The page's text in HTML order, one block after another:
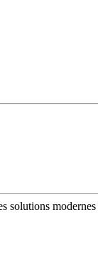
solutions